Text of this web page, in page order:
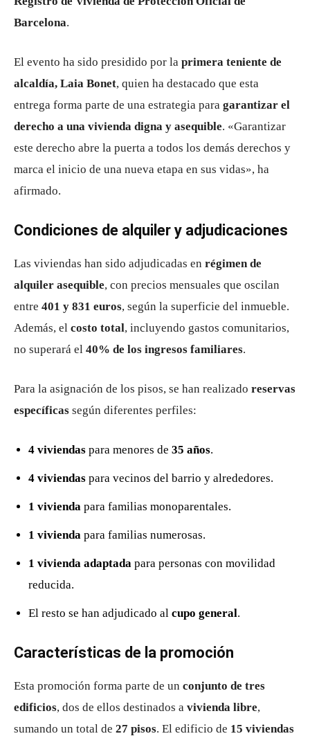
Barcelona.
El evento ha sido presidido por la primera teniente de
alcaldía, Laia Bonet, quien ha destacado que esta
entrega forma parte de una estrategia para garantizar el
derecho a una vivienda digna y asequible. «Garantizar
este derecho abre la puerta a todos los demás derechos y
marca el inicio de una nueva etapa en sus vidas», ha
afirmado.
Condiciones de alquiler y adjudicaciones
Las viviendas han sido adjudicadas en régimen de
alquiler asequible, con precios mensuales que oscilan
entre 401 y 831 euros, según la superficie del inmueble.
Además, el costo total, incluyendo gastos comunitarios,
no superará el 40% de los ingresos familiares.
Para la asignación de los pisos, se han realizado reservas
específicas según diferentes perfiles:
4 viviendas para menores de 35 años.
4 viviendas para vecinos del barrio y alrededores.
1 vivienda para familias monoparentales.
1 vivienda para familias numerosas.
1 vivienda adaptada para personas con movilidad
reducida.
El resto se han adjudicado al cupo general.
Características de la promoción
Esta promoción forma parte de un conjunto de tres
edificios, dos de ellos destinados a vivienda libre,
sumando un total de 27 pisos. El edificio de 15 viviendas